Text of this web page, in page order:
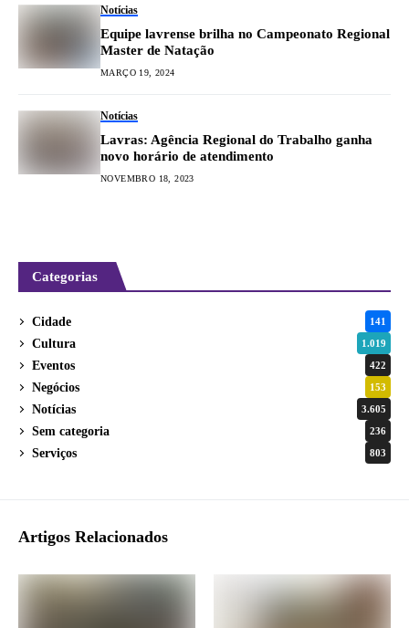
Notícias
Equipe lavrense brilha no Campeonato Regional
Master de Natação
MARÇO 19, 2024
Notícias
Lavras: Agência Regional do Trabalho ganha
novo horário de atendimento
NOVEMBRO 18, 2023
Categorias
Cidade 141
Cultura 1.019
Eventos 422
Negócios 153
Notícias 3.605
Sem categoria 236
Serviços 803
Artigos Relacionados